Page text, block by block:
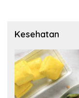
Kesehatan